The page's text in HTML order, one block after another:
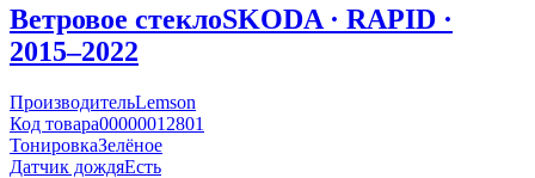
Ветровое стеклоSKODA · RAPID ·
2015–2022
ПроизводительLemson
Код товара00000012801
ТонировкаЗелёное
Датчик дождяЕсть